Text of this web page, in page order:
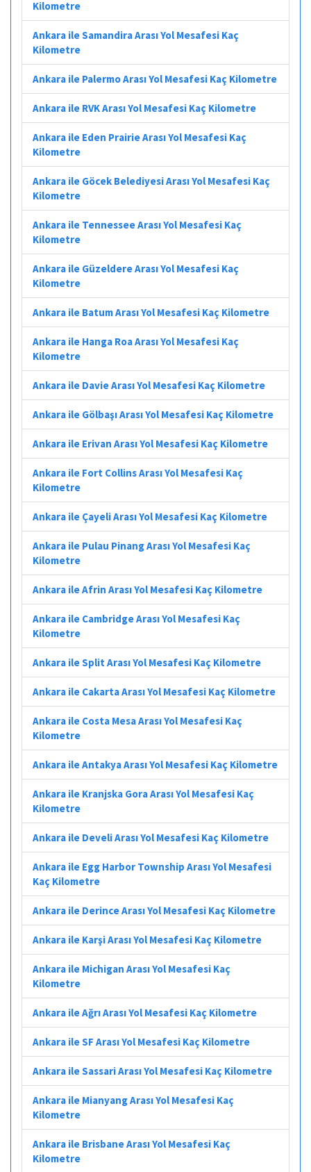
Kilometre
Ankara ile Samandira Arası Yol Mesafesi Kaç
Kilometre
Ankara ile Palermo Arası Yol Mesafesi Kaç Kilometre
Ankara ile RVK Arası Yol Mesafesi Kaç Kilometre
Ankara ile Eden Prairie Arası Yol Mesafesi Kaç
Kilometre
Ankara ile Göcek Belediyesi Arası Yol Mesafesi Kaç
Kilometre
Ankara ile Tennessee Arası Yol Mesafesi Kaç
Kilometre
Ankara ile Güzeldere Arası Yol Mesafesi Kaç
Kilometre
Ankara ile Batum Arası Yol Mesafesi Kaç Kilometre
Ankara ile Hanga Roa Arası Yol Mesafesi Kaç
Kilometre
Ankara ile Davie Arası Yol Mesafesi Kaç Kilometre
Ankara ile Gölbaşı Arası Yol Mesafesi Kaç Kilometre
Ankara ile Erivan Arası Yol Mesafesi Kaç Kilometre
Ankara ile Fort Collins Arası Yol Mesafesi Kaç
Kilometre
Ankara ile Çayeli Arası Yol Mesafesi Kaç Kilometre
Ankara ile Pulau Pinang Arası Yol Mesafesi Kaç
Kilometre
Ankara ile Afrin Arası Yol Mesafesi Kaç Kilometre
Ankara ile Cambridge Arası Yol Mesafesi Kaç
Kilometre
Ankara ile Split Arası Yol Mesafesi Kaç Kilometre
Ankara ile Cakarta Arası Yol Mesafesi Kaç Kilometre
Ankara ile Costa Mesa Arası Yol Mesafesi Kaç
Kilometre
Ankara ile Antakya Arası Yol Mesafesi Kaç Kilometre
Ankara ile Kranjska Gora Arası Yol Mesafesi Kaç
Kilometre
Ankara ile Develi Arası Yol Mesafesi Kaç Kilometre
Ankara ile Egg Harbor Township Arası Yol Mesafesi
Kaç Kilometre
Ankara ile Derince Arası Yol Mesafesi Kaç Kilometre
Ankara ile Karşi Arası Yol Mesafesi Kaç Kilometre
Ankara ile Michigan Arası Yol Mesafesi Kaç
Kilometre
Ankara ile Ağrı Arası Yol Mesafesi Kaç Kilometre
Ankara ile SF Arası Yol Mesafesi Kaç Kilometre
Ankara ile Sassari Arası Yol Mesafesi Kaç Kilometre
Ankara ile Mianyang Arası Yol Mesafesi Kaç
Kilometre
Ankara ile Brisbane Arası Yol Mesafesi Kaç
Kilometre